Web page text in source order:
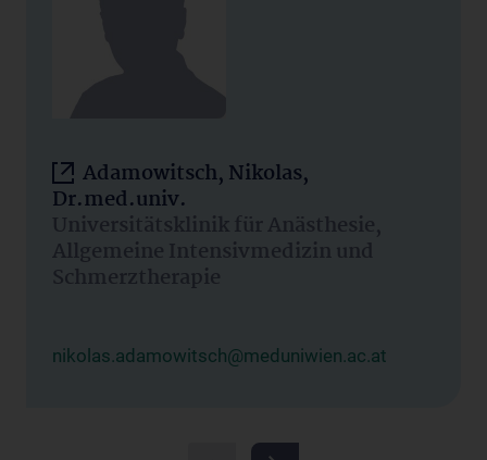
Adamowitsch, Nikolas,
Dr.med.univ.
Universitätsklinik für Anästhesie,
Allgemeine Intensivmedizin und
Schmerztherapie
nikolas.adamowitsch@meduniwien.ac.at